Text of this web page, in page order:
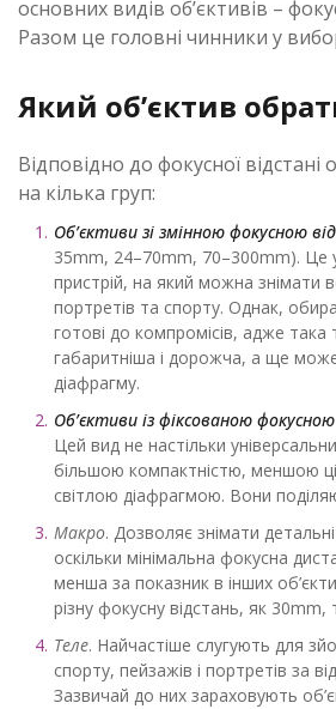
основних видів об’єктивів –
Разом це головні чинники у
Який об’єктив
Відповідно до фокусної відстані
на кілька груп:
Об’єктиви зі змінною фокусною
35mm, 24–70mm, 70–300mm). Це
пристрій, на який можна знімати
портретів та спорту. Однак,
готові до компромісів, адже така
габаритніша і дорожча, а ще
діафрагму.
Об’єктиви із фіксованою
Цей вид не настільки
більшою компактністю, меншою
світлою діафрагмою. Вони
Макро. Дозволяє знімати детальні
оскільки мінімальна фокусна
менша за показник в інших
різну фокусну відстань, як 30mm,
Теле. Найчастіше слугують для
спорту, пейзажів і портретів за
Зазвичай до них зараховують